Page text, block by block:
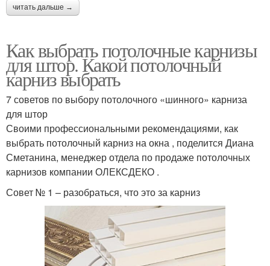
читать дальше →
Как выбрать потолочные карнизы
для штор. Какой потолочный
карниз выбрать
7 советов по выбору потолочного «шинного» карниза
для штор
Своими профессиональными рекомендациями, как
выбрать потолочный карниз на окна , поделится Диана
Сметанина, менеджер отдела по продаже потолочных
карнизов компании ОЛЕКСДЕКО .
Совет № 1 – разобраться, что это за карниз